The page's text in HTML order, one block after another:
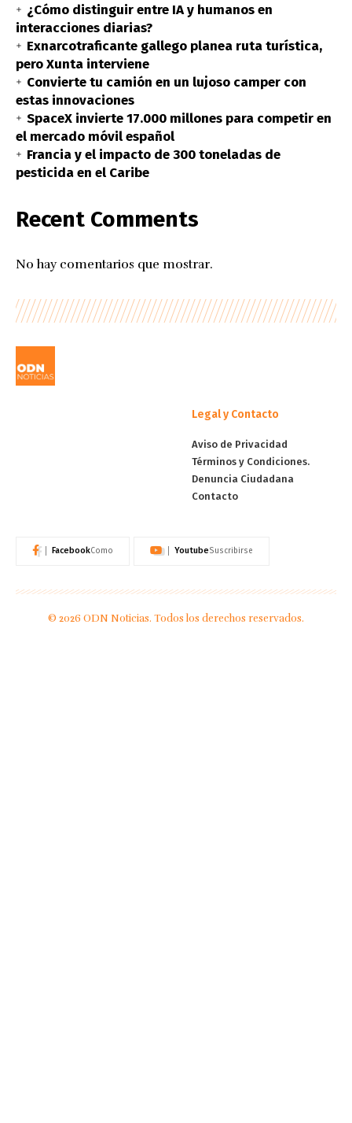
¿Cómo distinguir entre IA y humanos en
interacciones diarias?
Exnarcotraficante gallego planea ruta turística,
pero Xunta interviene
Convierte tu camión en un lujoso camper con
estas innovaciones
SpaceX invierte 17.000 millones para competir en
el mercado móvil español
Francia y el impacto de 300 toneladas de
pesticida en el Caribe
Recent Comments
No hay comentarios que mostrar.
Legal y Contacto
Aviso de Privacidad
Términos y Condiciones.
Denuncia Ciudadana
Contacto
FacebookComo YoutubeSuscribirse
© 2026 ODN Noticias. Todos los derechos reservados.